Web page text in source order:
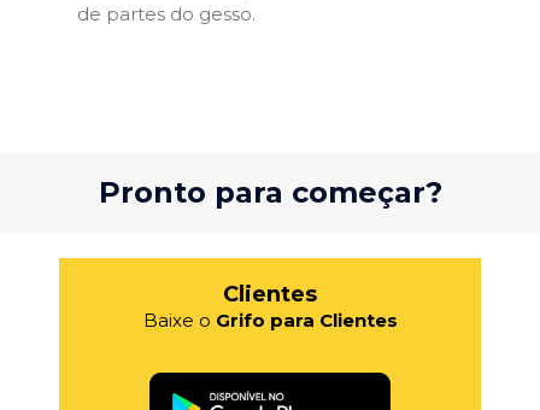
de partes do gesso.
Pronto para começar?
Clientes
Baixe o Grifo para Clientes